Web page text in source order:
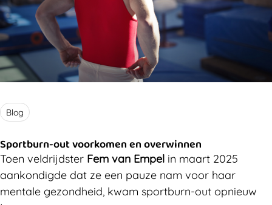
Blog
Sportburn-out voorkomen en overwinnen
Toen veldrijdster Fem van Empel in maart 2025
aankondigde dat ze een pauze nam voor haar
mentale gezondheid, kwam sportburn-out opnieuw